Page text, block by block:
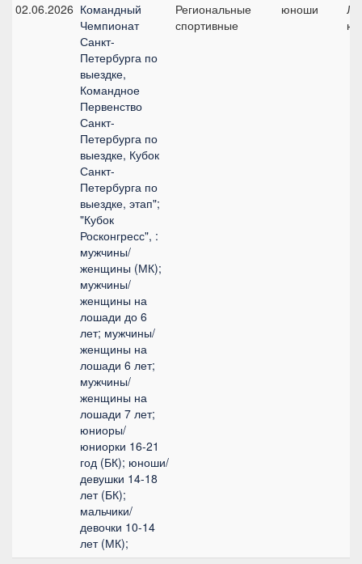
02.06.2026 Командный
Чемпионат
Санкт-
Петербурга по
выездке,
Командное
Первенство
Санкт-
Петербурга по
выездке, Кубок
Санкт-
Петербурга по
выездке, этап";
"Кубок
Росконгресс", :
мужчины/
женщины (МК);
мужчины/
женщины на
лошади до 6
лет; мужчины/
женщины на
лошади 6 лет;
мужчины/
женщины на
лошади 7 лет;
юниоры/
юниорки 16-21
год (БК); юноши/
девушки 14-18
лет (БК);
мальчики/
девочки 10-14
лет (МК);
Региональные
спортивные
юноши